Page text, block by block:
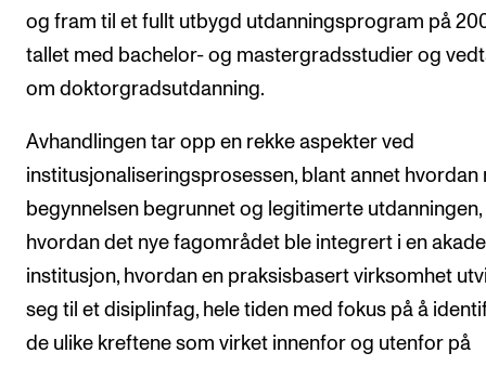
Om Norges musikkhøgskole
Kontakt oss
Finn ansatte
og fram til et fullt utbygd utdanningsprogram på
tallet med bachelor- og mastergradsstudier og
om doktorgradsutdanning.
Avhandlingen tar opp en rekke aspekter ved
institusjonaliseringsprosessen, blant annet hvordan
begynnelsen begrunnet og legitimerte utdanningen,
hvordan det nye fagområdet ble integrert i en
institusjon, hvordan en praksisbasert virksomhet
seg til et disiplinfag, hele tiden med fokus på å
de ulike kreftene som virket innenfor og utenfor på